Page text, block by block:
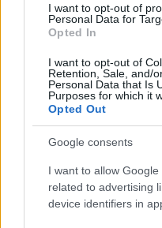
I want to opt-out of
Personal Data for
Opted In
I want to opt-out of
Retention, Sale, and/
Personal Data that Is
Purposes for which it
Opted Out
Google consents
I want to allow
related to advertising
device identifiers in
© 2015 - Szamoldki.hu